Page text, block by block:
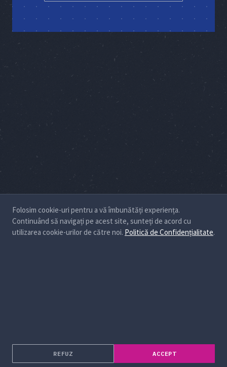
Despre noi
Folosim cookie-uri pentru a vă îmbunătăți experiența.
Continuând să navigați pe acest site, sunteți de acord cu
utilizarea cookie-urilor de către noi. Politică de Confidențialitate.
REFUZ ACCEPT